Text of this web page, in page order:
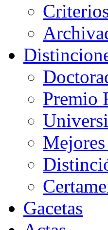
Premio
Gacetas